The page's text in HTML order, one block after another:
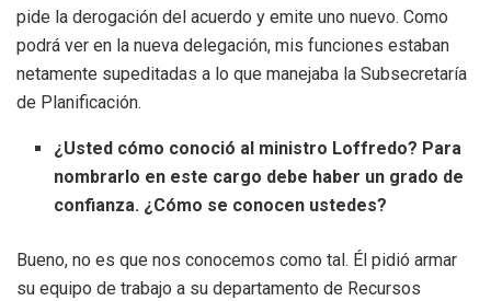
pide la derogación del acuerdo y emite uno nuevo. Como
podrá ver en la nueva delegación, mis funciones estaban
netamente supeditadas a lo que manejaba la Subsecretaría
de Planificación.
¿Usted cómo conoció al ministro Loffredo? Para
nombrarlo en este cargo debe haber un grado de
confianza. ¿Cómo se conocen ustedes?
Bueno, no es que nos conocemos como tal. Él pidió armar
su equipo de trabajo a su departamento de Recursos